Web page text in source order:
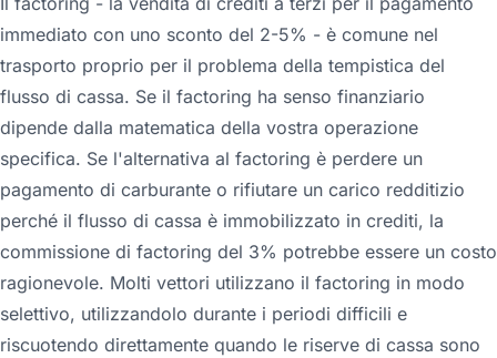
immediato con uno sconto del 2-5% - è comune nel
trasporto proprio per il problema della tempistica del
flusso di cassa. Se il factoring ha senso finanziario
dipende dalla matematica della vostra operazione
specifica. Se l'alternativa al factoring è perdere un
pagamento di carburante o rifiutare un carico redditizio
perché il flusso di cassa è immobilizzato in crediti, la
commissione di factoring del 3% potrebbe essere un costo
ragionevole. Molti vettori utilizzano il factoring in modo
selettivo, utilizzandolo durante i periodi difficili e
riscuotendo direttamente quando le riserve di cassa sono